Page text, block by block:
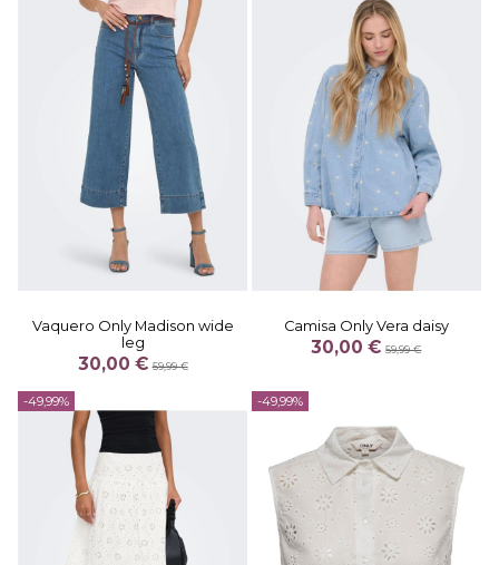
Vaquero Only Madison wide
leg
30,00 €59,99 €
Camisa Only Vera daisy
30,00 €59,99 €
-49,99% -49,99%